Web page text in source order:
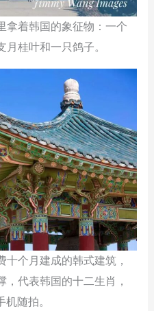
拿着韩国的象征物：一个
桂叶和一只鸽子。
个月建成的韩式建筑，
代表韩国的十二生肖，
随拍。